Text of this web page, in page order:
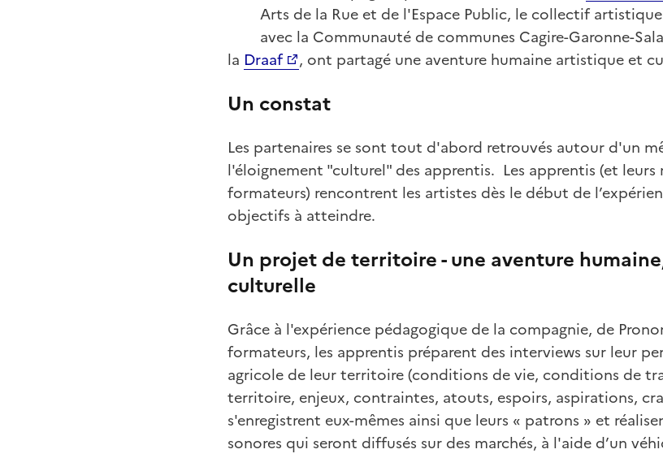
Arts de la Rue et de l'Espace Public, le collectif
avec la Communauté de communes Cagire-Garonne-
la Draaf , ont partagé une aventure humaine artistique et
Un constat
Les partenaires se sont tout d'abord retrouvés autour d'un
l'éloignement "culturel" des apprentis. Les apprentis (et leurs
formateurs) rencontrent les artistes dès le début de
objectifs à atteindre.
Un projet de territoire - une aventure
culturelle
Grâce à l'expérience pédagogique de la compagnie, de
formateurs, les apprentis préparent des interviews sur leur
agricole de leur territoire (conditions de vie, conditions de
territoire, enjeux, contraintes, atouts, espoirs, aspirations,
s'enregistrent eux-mêmes ainsi que leurs « patrons » et
sonores qui seront diffusés sur des marchés, à l'aide d’un